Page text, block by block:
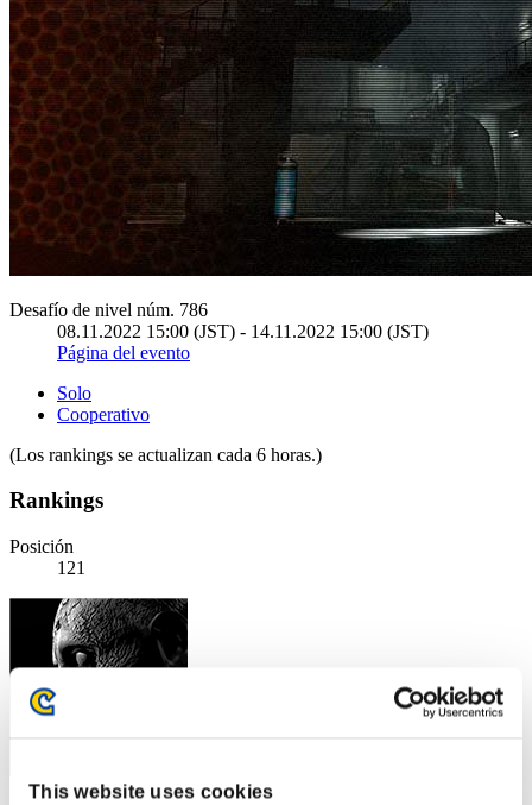
This website uses cookies
Desafío de nivel núm. 786
08.11.2022 15:00 (JST) - 14.11.2022 15:00 (JST)
Página del evento
Solo
Cooperativo
(Los rankings se actualizan cada 6 horas.)
Rankings
Posición
121